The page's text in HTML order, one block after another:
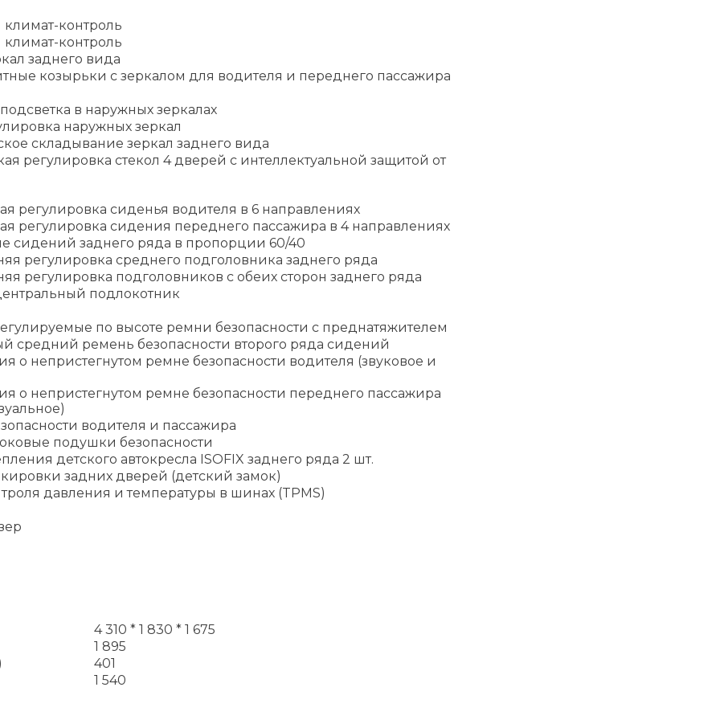
контроль
контроль
заднего вида
козырьки с зеркалом для водителя и переднего пассажира
в наружных зеркалах
наружных зеркал
складывание зеркал заднего вида
регулировка стекол 4 дверей с интеллектуальной защитой от
регулировка сиденья водителя в 6 направлениях
регулировка сидения переднего пассажира в 4 направлениях
сидений заднего ряда в пропорции 60/40
регулировка среднего подголовника заднего ряда
регулировка подголовников с обеих сторон заднего ряда
подлокотник
по высоте ремни безопасности с преднатяжителем
средний ремень безопасности второго ряда сидений
о непристегнутом ремне безопасности водителя (звуковое и
о непристегнутом ремне безопасности переднего пассажира
водителя и пассажира
подушки безопасности
детского автокресла ISOFIX заднего ряда 2 шт.
задних дверей (детский замок)
давления и температуры в шинах (TPMS)
4 310 * 1 830 * 1 675
1 895
401
1 540